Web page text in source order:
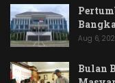
Aug 6,
Bulan